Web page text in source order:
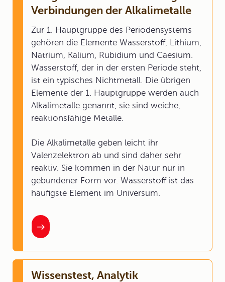
Verbindungen der Alkalimetalle
Zur 1. Hauptgruppe des Periodensystems
gehören die Elemente Wasserstoff, Lithium,
Natrium, Kalium, Rubidium und Caesium.
Wasserstoff, der in der ersten Periode steht,
ist ein typisches Nichtmetall. Die übrigen
Elemente der 1. Hauptgruppe werden auch
Alkalimetalle genannt, sie sind weiche,
reaktionsfähige Metalle.
Die Alkalimetalle geben leicht ihr
Valenzelektron ab und sind daher sehr
reaktiv. Sie kommen in der Natur nur in
gebundener Form vor. Wasserstoff ist das
häufigste Element im Universum.
Wissenstest, Analytik